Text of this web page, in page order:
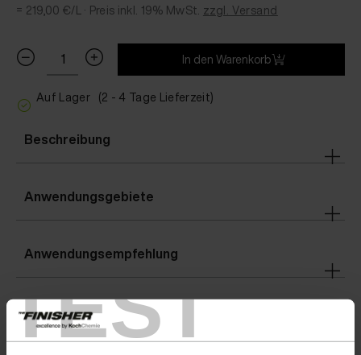
TEST
= 219,00 €/L · Preis inkl. 19% MwSt. zzgl. Versand
In den Warenkorb
Auf Lager (2 - 4 Tage Lieferzeit)
Beschreibung
Anwendungsgebiete
Anwendungsempfehlung
Warnhinweise